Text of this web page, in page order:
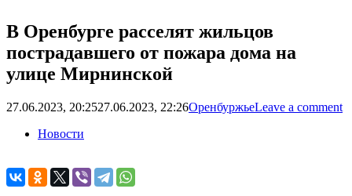
В Оренбурге расселят жильцов
пострадавшего от пожара дома на
улице Мирнинской
27.06.2023, 20:2527.06.2023, 22:26ОренбуржьеLeave a comment
Новости